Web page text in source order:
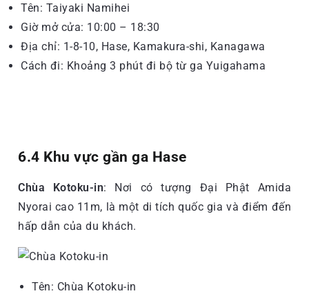
Tên: Taiyaki Namihei
Giờ mở cửa: 10:00 – 18:30
Địa chỉ: 1-8-10, Hase, Kamakura-shi, Kanagawa
Cách đi: Khoảng 3 phút đi bộ từ ga Yuigahama
6.4 Khu vực gần ga Hase
Chùa Kotoku-in: Nơi có tượng Đại Phật Amida
Nyorai cao 11m, là một di tích quốc gia và điểm đến
hấp dẫn của du khách.
Tên: Chùa Kotoku-in